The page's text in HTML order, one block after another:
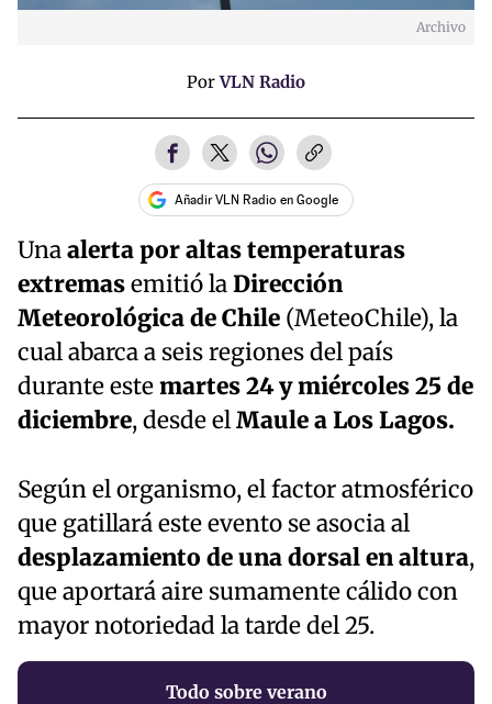
Archivo
PorVLN Radio
Añadir VLN Radio en Google
Unaalerta por altas temperaturas
extremasemitió laDirección
Meteorológica de Chile (MeteoChile), la
cual abarca a seis regiones del país
durante estemartes 24 y miércoles 25 de
diciembre, desde elMaule a Los Lagos.
Según el organismo, el factor atmosférico
que gatillará este evento se asocia al
desplazamiento de una dorsal en altura,
que aportará aire sumamente cálido con
mayor notoriedad la tarde del 25.
Todo sobre verano